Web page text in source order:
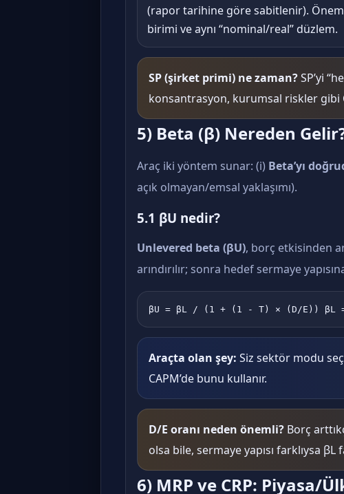
(rapor tarihine göre sabitlenir).
birimi ve aynı “nominal/real” düzlem.
SP (şirket primi) ne zaman?SP’yi
konsantrasyon, kurumsal riskler gibi
5) Beta (β) Nereden
Araç iki yöntem sunar: (i) Beta’yı
açık olmayan/emsal yaklaşımı).
5.1 βU nedir?
Unlevered beta (βU), borç etkisinden
arındırılır; sonra hedef sermaye
βU = βL / (1 + (1 - T) × (D/E)) βL
Araçta olan şey: Siz sektör modu
CAPM’de bunu kullanır.
D/E oranı neden önemli? Borç
olsa bile, sermaye yapısı farklıysa βL
6) MRP ve CRP: Piyasa/